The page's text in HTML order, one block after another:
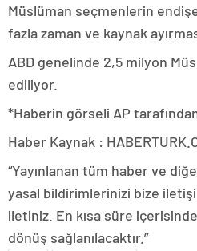
Müslüman seçmenlerin
fazla zaman ve kaynak
ABD genelinde 2,5 milyon
ediliyor.
*Haberin görseli AP
Haber Kaynak :
“Yayınlanan tüm haber ve
yasal bildirimlerinizi bize
iletiniz. En kısa süre
dönüş sağlanılacaktır.”